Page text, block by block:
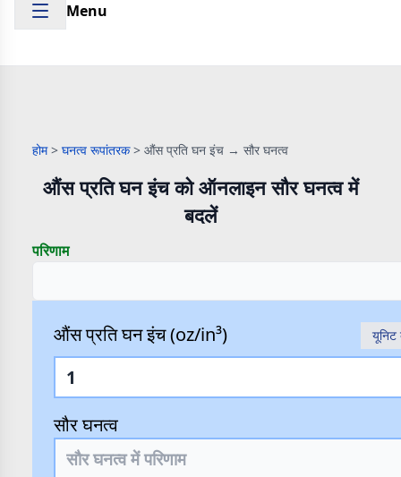
Menu
होम > घनत्व रूपांतरक > औंस प्रति घन इंच → सौर घनत्व
औंस प्रति घन इंच को ऑनलाइन सौर घनत्व में
बदलें
परिणाम
औंस प्रति घन इंच (oz/in³)
सौर घनत्व